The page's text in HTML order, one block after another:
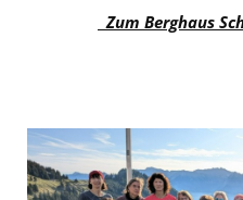
Zum Berghaus